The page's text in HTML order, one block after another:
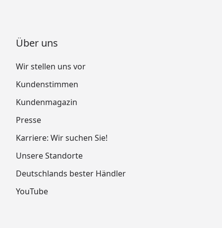
Über uns
Wir stellen uns vor
Kundenstimmen
Kundenmagazin
Presse
Karriere: Wir suchen Sie!
Unsere Standorte
Deutschlands bester Händler
YouTube